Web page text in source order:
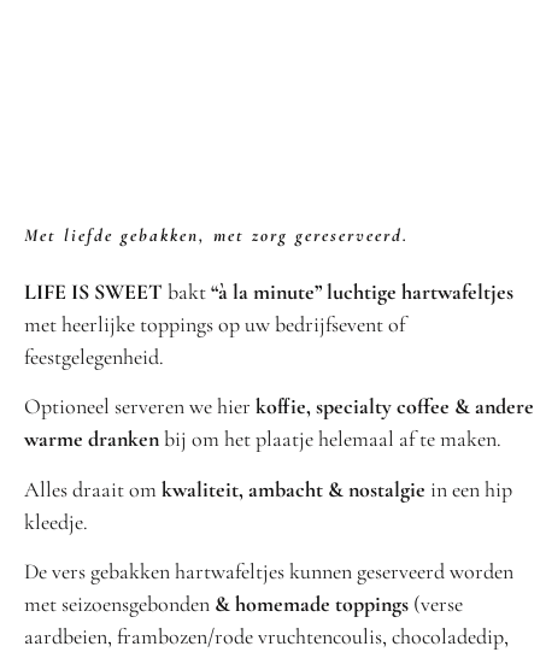
Met liefde gebakken, met zorg gereserveerd.
LIFE IS SWEET bakt“à la minute” luchtige hartwafeltjes
met heerlijke toppings op uw bedrijfsevent of
feestgelegenheid.
Optioneel serveren we hier koffie, specialty coffee & andere
warme drankenbij om het plaatje helemaal af te maken.
Alles draait om kwaliteit, ambacht & nostalgie in een hip
kleedje.
De vers gebakken hartwafeltjes kunnen geserveerd worden
met seizoensgebonden & homemade toppings (verse
aardbeien, frambozen/rode vruchtencoulis, chocoladedip,